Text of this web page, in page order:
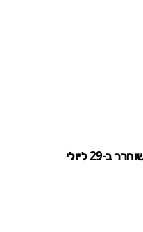
The Last of Us: Remastered שוחרר ב-29 ליולי